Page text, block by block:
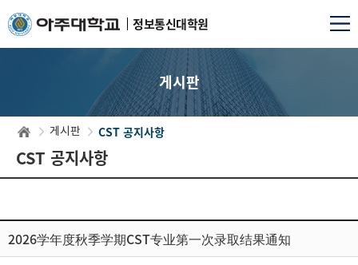
정보통신대학원
게시판
게시판 CST 공지사항
CST 공지사항
2026学年度秋季学期CST专业第一次录取结果通知